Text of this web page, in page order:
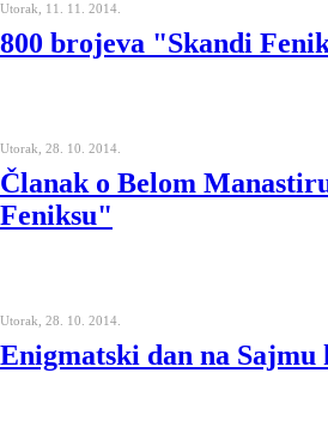
Utorak, 11. 11. 2014.
800 brojeva "Skandi
Utorak, 28. 10. 2014.
Članak o Belom
Feniksu"
Utorak, 28. 10. 2014.
Enigmatski dan na Sajmu